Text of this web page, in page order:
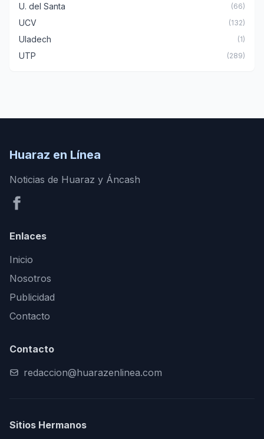
U. del Santa (66)
UCV (132)
Uladech (1)
UTP (289)
Huaraz en Línea
Noticias de Huaraz y Áncash
Enlaces
Inicio
Nosotros
Publicidad
Contacto
Contacto
redaccion@huarazenlinea.com
Sitios Hermanos